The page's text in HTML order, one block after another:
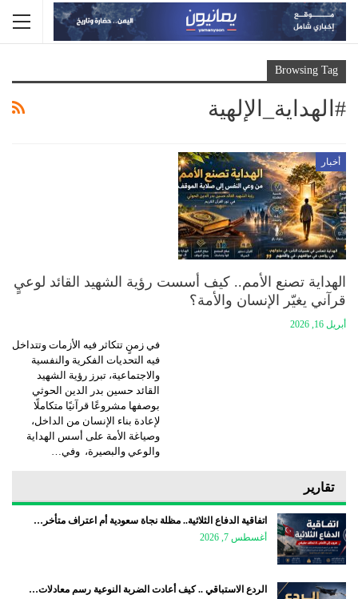
Browsing Tag
#الهداية_الإلهية
أخبار
الهداية تصنع الأمم.. كيف أسست رؤية الشهيد القائد لوعيٍ
قرآني يغيّر الإنسان والأمة؟
أبريل 16, 2026
في زمنٍ تتكاثر فيه الأزمات وتتداخل
فيه التحديات الفكرية والنفسية
والاجتماعية، تبرز رؤية الشهيد
القائد حسين بدر الدين الحوثي
بوصفها مشروعًا قرآنيًا متكاملًا
لإعادة بناء الإنسان من الداخل،
وصياغة الأمة على أسس الهداية
والوعي والبصيرة، وفي…
تقارير
اتفاقية الدفاع الثلاثية.. مظلة نجاة سعودية أم اعتراف متأخر…
أغسطس 7, 2026
الردع الاستباقي .. كيف أعادت الضربة النوعية رسم معادلات…